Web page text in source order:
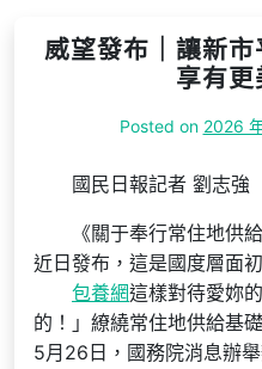
威望發布｜讓新
享有更
Posted on 2026
國民日報記者 劉志強
《關于奉行常住地供
近日發布，這是國度層面
包養網這樣對待愛妳
的！」繚繞常住地供給基
5月26日，國務院消息辦